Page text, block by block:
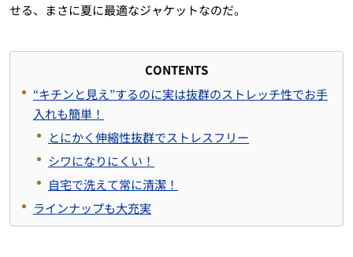
せる、まさに夏に最適なジャケットなのだ。
CONTENTS
“キチンと見え”するのに実は抜群のストレッチ性でお手
入れも簡単！
とにかく伸縮性抜群でストレスフリー
シワになりにくい！
自宅で洗えて常に清潔！
ラインナップも大充実